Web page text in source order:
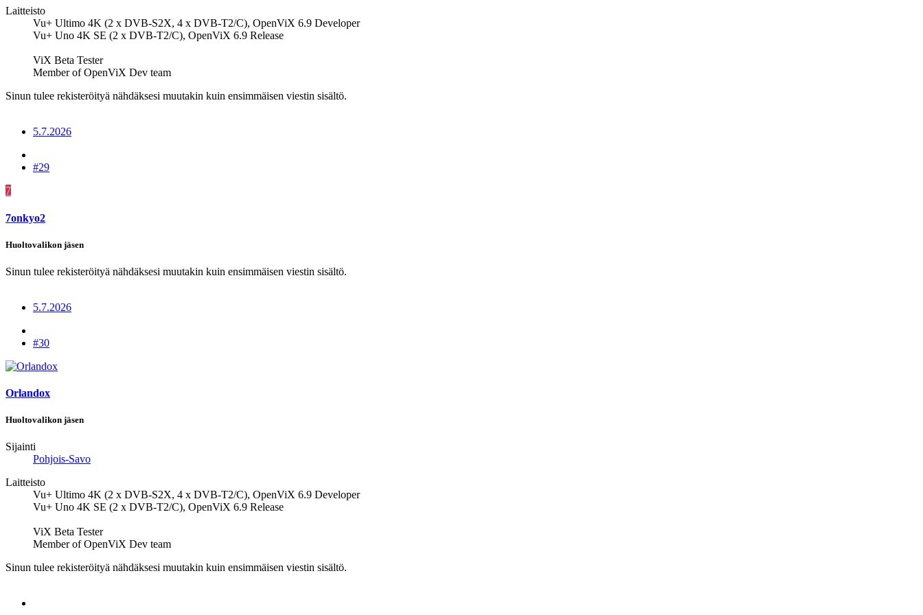
Laitteisto
Vu+ Ultimo 4K (2 x DVB-S2X, 4 x DVB-T2/C), OpenViX 6.9 Developer
Vu+ Uno 4K SE (2 x DVB-T2/C), OpenViX 6.9 Release
ViX Beta Tester
Member of OpenViX Dev team
Sinun tulee rekisteröityä nähdäksesi muutakin kuin ensimmäisen viestin sisältö.
5.7.2026
#29
7
7onkyo2
Huoltovalikon jäsen
Sinun tulee rekisteröityä nähdäksesi muutakin kuin ensimmäisen viestin sisältö.
5.7.2026
#30
Orlandox
Huoltovalikon jäsen
Sijainti
Pohjois-Savo
Laitteisto
Vu+ Ultimo 4K (2 x DVB-S2X, 4 x DVB-T2/C), OpenViX 6.9 Developer
Vu+ Uno 4K SE (2 x DVB-T2/C), OpenViX 6.9 Release
ViX Beta Tester
Member of OpenViX Dev team
Sinun tulee rekisteröityä nähdäksesi muutakin kuin ensimmäisen viestin sisältö.